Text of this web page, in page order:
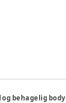
behagelig body